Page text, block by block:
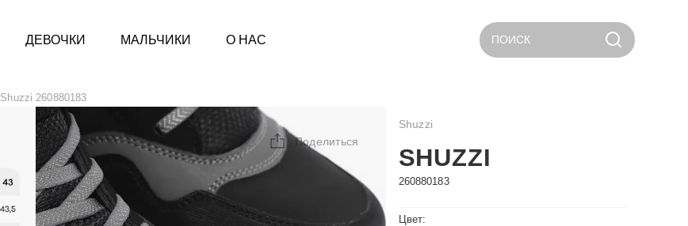
ДЕВОЧКИ МАЛЬЧИКИ О НАС ПОИСК
Shuzzi 260880183
Поделиться
Shuzzi
SHUZZI
260880183
Цвет: